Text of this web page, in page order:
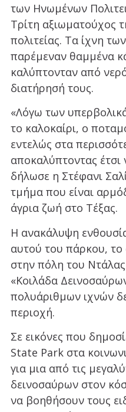
των Ηνωμένων
Τρίτη αξιωματούχος
πολιτείας. Τα ίχνη
παρέμεναν θαμμένα
καλύπτονταν από
διατήρησή τους.
«Λόγω των
το καλοκαίρι, ο
εντελώς στα
αποκαλύπτοντας έτσι
δήλωσε η Στέφανι
τμήμα που είναι
άγρια ζωή στο Τέξας.
Η ανακάλυψη
αυτού του πάρκου, το
στην πόλη του
«Κοιλάδα
πολυάριθμων ιχνών
περιοχή.
Σε εικόνες που
State Park στα
για μια από τις
δεινοσαύρων στον
να βοηθήσουν τους